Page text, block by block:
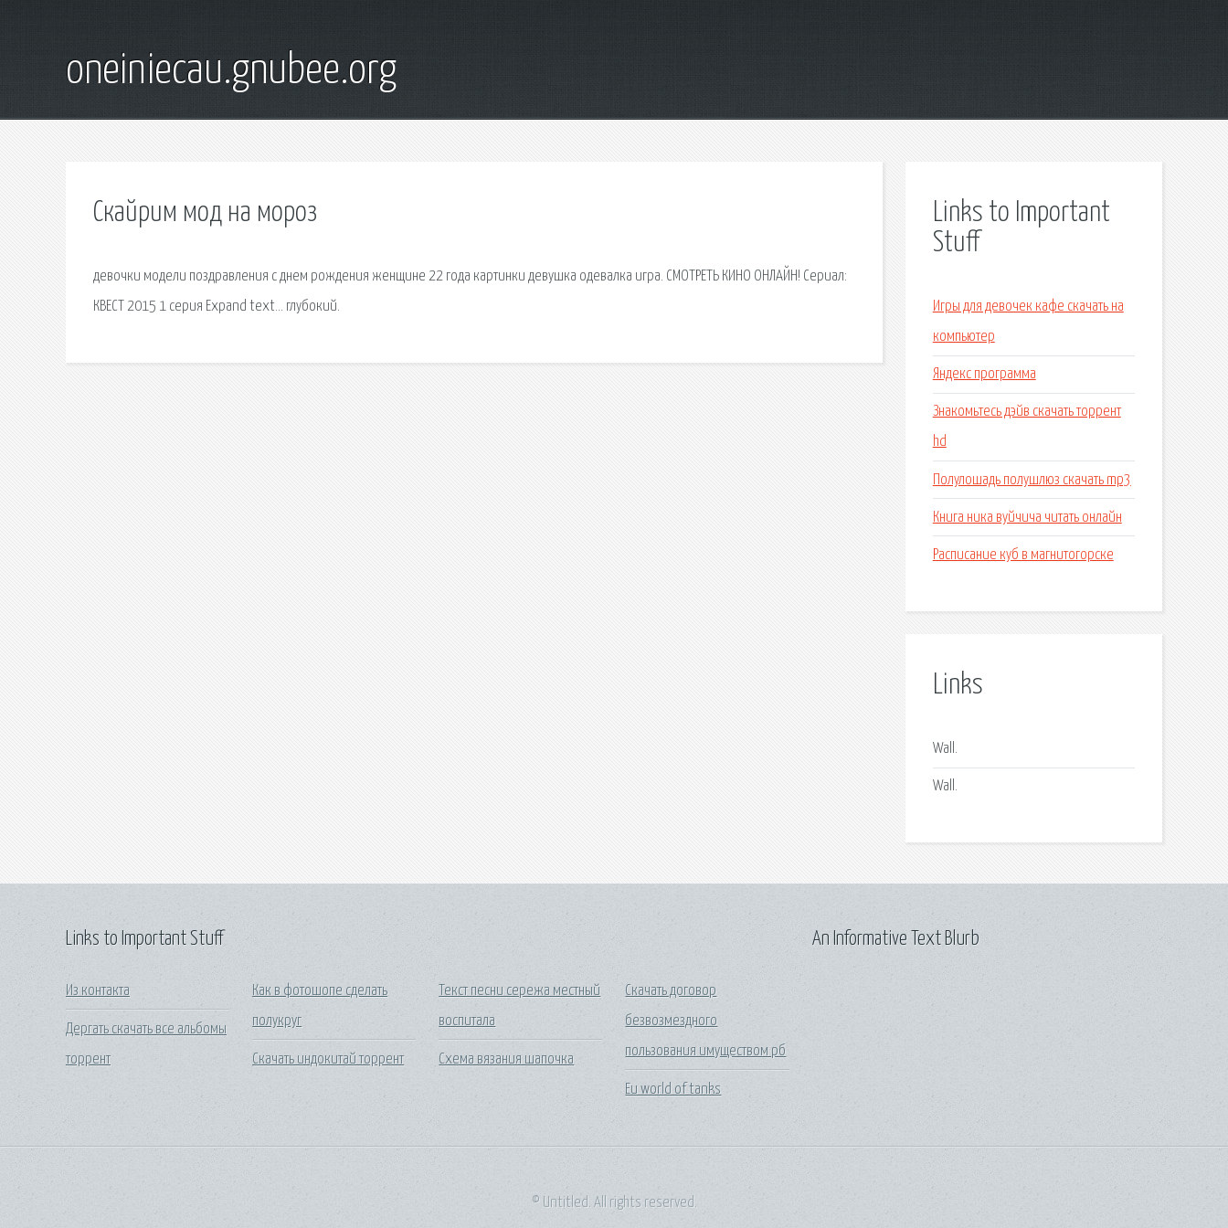
oneiniecau.gnubee.org
Скайрим мод на мороз
девочки модели поздравления с днем рождения женщине 22 года картинки девушка одевалка игра. СМОТРЕТЬ КИНО ОНЛАЙН! Сериал:
КВЕСТ 2015 1 серия Expand text… глубокий.
Links to Important
Stuff
Игры для девочек кафе скачать на
компьютер
Яндекс программа
Знакомьтесь дэйв скачать торрент
hd
Полулошадь полушлюз скачать mp3
Книга ника вуйчича читать онлайн
Расписание куб в магнитогорске
Links
Wall.
Wall.
Links to Important Stuff
Из контакта
Дергать скачать все альбомы
торрент
Как в фотошопе сделать
полукруг
Скачать индокитай торрент
Текст песни сережа местный
воспитала
Схема вязания шапочка
Скачать договор
безвозмездного
пользования имуществом рб
Eu world of tanks
An Informative Text Blurb
© Untitled. All rights reserved.